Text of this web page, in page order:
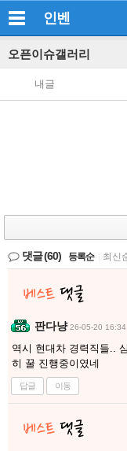
인벤
오픈이슈갤러리
내글
댓글(60) 등록순 최신
판다냥 26-05-20 16:34
역시 현대차 경력직들..
히 꿀 진행중이였네
답글 이동